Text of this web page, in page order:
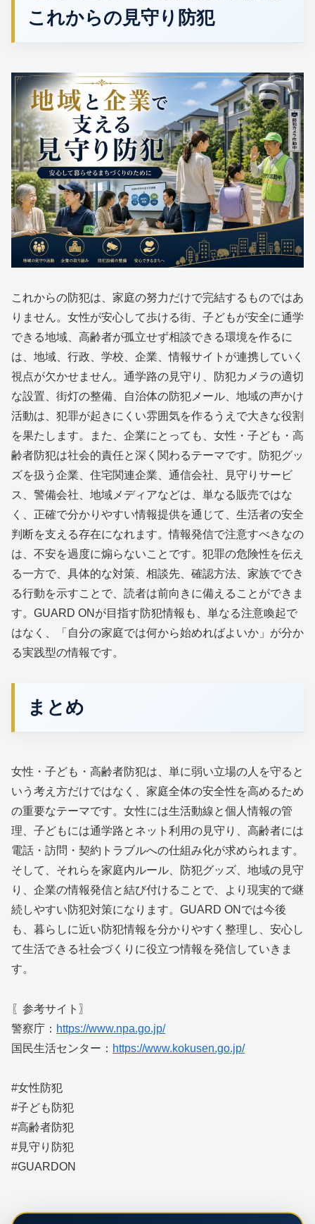
これからの見守り防犯
これからの防犯は、家庭の努力だけで完結するものではあ
りません。女性が安心して歩ける街、子どもが安全に通学
できる地域、高齢者が孤立せず相談できる環境を作るに
は、地域、行政、学校、企業、情報サイトが連携していく
視点が欠かせません。通学路の見守り、防犯カメラの適切
な設置、街灯の整備、自治体の防犯メール、地域の声かけ
活動は、犯罪が起きにくい雰囲気を作るうえで大きな役割
を果たします。また、企業にとっても、女性・子ども・高
齢者防犯は社会的責任と深く関わるテーマです。防犯グッ
ズを扱う企業、住宅関連企業、通信会社、見守りサービ
ス、警備会社、地域メディアなどは、単なる販売ではな
く、正確で分かりやすい情報提供を通じて、生活者の安全
判断を支える存在になれます。情報発信で注意すべきなの
は、不安を過度に煽らないことです。犯罪の危険性を伝え
る一方で、具体的な対策、相談先、確認方法、家族ででき
る行動を示すことで、読者は前向きに備えることができま
す。GUARD ONが目指す防犯情報も、単なる注意喚起で
はなく、「自分の家庭では何から始めればよいか」が分か
る実践型の情報です。
まとめ
女性・子ども・高齢者防犯は、単に弱い立場の人を守ると
いう考え方だけではなく、家庭全体の安全性を高めるため
の重要なテーマです。女性には生活動線と個人情報の管
理、子どもには通学路とネット利用の見守り、高齢者には
電話・訪問・契約トラブルへの仕組み化が求められます。
そして、それらを家庭内ルール、防犯グッズ、地域の見守
り、企業の情報発信と結び付けることで、より現実的で継
続しやすい防犯対策になります。GUARD ONでは今後
も、暮らしに近い防犯情報を分かりやすく整理し、安心し
て生活できる社会づくりに役立つ情報を発信していきま
す。
〖参考サイト〗
警察庁： https://www.npa.go.jp/
国民生活センター： https://www.kokusen.go.jp/
#女性防犯
#子ども防犯
#高齢者防犯
#見守り防犯
#GUARDON